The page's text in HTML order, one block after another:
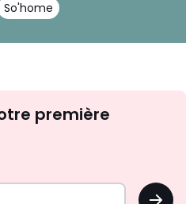
So'home
d'inspirations
surprises?
première
OK